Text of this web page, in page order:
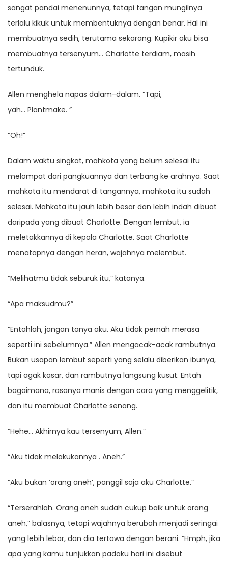
sangat pandai menenunnya, tetapi tangan mungilnya
terlalu kikuk untuk membentuknya dengan benar. Hal ini
membuatnya sedih, terutama sekarang. Kupikir aku bisa
membuatnya tersenyum… Charlotte terdiam, masih
tertunduk.
Allen menghela napas dalam-dalam. “Tapi,
yah… Plantmake. ”
“Oh!”
Dalam waktu singkat, mahkota yang belum selesai itu
melompat dari pangkuannya dan terbang ke arahnya. Saat
mahkota itu mendarat di tangannya, mahkota itu sudah
selesai. Mahkota itu jauh lebih besar dan lebih indah dibuat
daripada yang dibuat Charlotte. Dengan lembut, ia
meletakkannya di kepala Charlotte. Saat Charlotte
menatapnya dengan heran, wajahnya melembut.
“Melihatmu tidak seburuk itu,” katanya.
“Apa maksudmu?”
“Entahlah, jangan tanya aku. Aku tidak pernah merasa
seperti ini sebelumnya.” Allen mengacak-acak rambutnya.
Bukan usapan lembut seperti yang selalu diberikan ibunya,
tapi agak kasar, dan rambutnya langsung kusut. Entah
bagaimana, rasanya manis dengan cara yang menggelitik,
dan itu membuat Charlotte senang.
“Hehe… Akhirnya kau tersenyum, Allen.”
“Aku tidak melakukannya . Aneh.”
“Aku bukan ‘orang aneh’, panggil saja aku Charlotte.”
“Terserahlah. Orang aneh sudah cukup baik untuk orang
aneh,” balasnya, tetapi wajahnya berubah menjadi seringai
yang lebih lebar, dan dia tertawa dengan berani. “Hmph, jika
apa yang kamu tunjukkan padaku hari ini disebut